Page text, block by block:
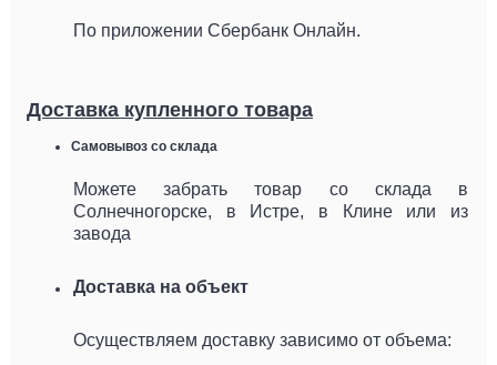
По приложении Сбербанк Онлайн.
Доставка купленного товара
Самовывоз со склада
Можете забрать товар со склада в
Солнечногорске, в Истре, в Клине или из
завода
Доставка на объект
Осуществляем доставку зависимо от объема: